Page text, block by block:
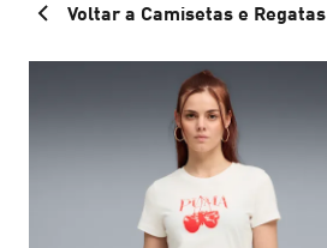
Voltar a Camisetas e Regatas